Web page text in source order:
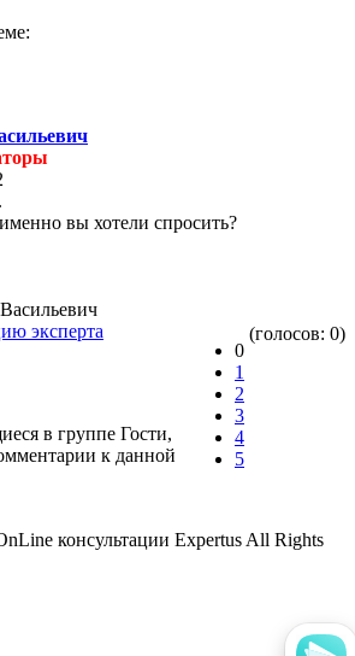
вы хотели спросить?
эксперта
0
1
2
3
4
5
(голосов: 0)
в группе Гости,
к данной
консультации Expertus All Rights